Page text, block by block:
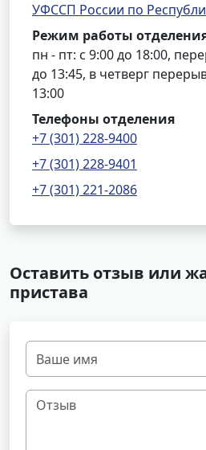
УФССП России по
Режим работы
пн - пт: с 9:00 до 18:00,
до 13:45, в четверг
13:00
Телефоны отделения
+7 (301) 228-9400
+7 (301) 228-9401
+7 (301) 221-2086
Оставить отзыв или
пристава